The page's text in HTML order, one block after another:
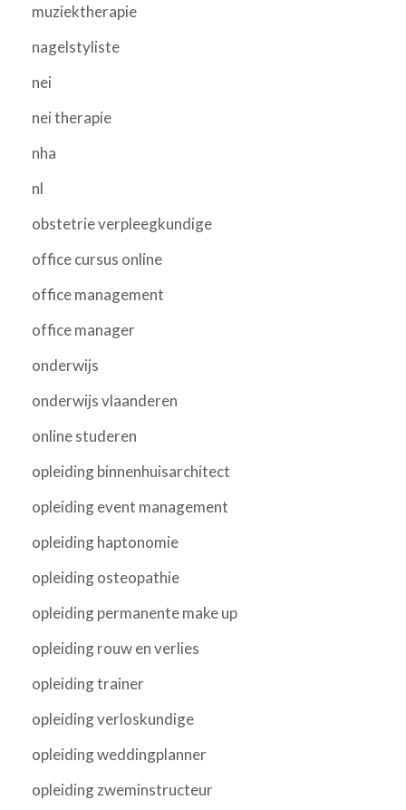
muziektherapie
nagelstyliste
nei
nei therapie
nha
nl
obstetrie verpleegkundige
office cursus online
office management
office manager
onderwijs
onderwijs vlaanderen
online studeren
opleiding binnenhuisarchitect
opleiding event management
opleiding haptonomie
opleiding osteopathie
opleiding permanente make up
opleiding rouw en verlies
opleiding trainer
opleiding verloskundige
opleiding weddingplanner
opleiding zweminstructeur